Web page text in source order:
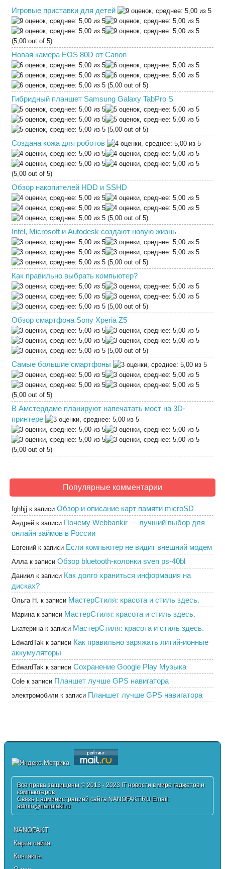
Игровые приставки для детей
(5,00 out of 5)
Новая камера EOS 80D от Canon
(5,00 out of 5)
Гибридный планшет Samsung Galaxy TabPro S
(5,00 out of 5)
Создана кожа для роботов
(5,00 out of 5)
Обзор накопителей HDD и SSHD
(5,00 out of 5)
Intel, Microsoft и Autodesk создают новую жизнь
(5,00 out of 5)
Как правильно выбрать компьютер?
(5,00 out of 5)
Обзор смартфона Sony Xperia Z5
(5,00 out of 5)
Самые большие смартфоны
(5,00 out of 5)
В Амстердаме планируют напечатать мост на 3D-
принтере
(5,00 out of 5)
Популярные комментарии
fghhjj к записи Обзор и описание карт памяти microSD
Андрей к записи Почему Webbankir — лучший выбор для
онлайн займов в России
Евгений к записи Если компьютер не видит внешний модем
Аллак записи Обзор bluetooth-колонки sven ps-40bl
Даниил к записи Как долго храниться информация на
дисках?
Ольга Н. к записи МастерСтиля: красота и стиль здесь.
Маринак записи МастерСтиля: красота и стиль здесь.
Екатеринак записи МастерСтиля: красота и стиль здесь.
EdwardTak к записи Как правильно заряжать литий-ионные
аккумуляторы
EdwardTak к записи Сохранение Google Play Музыка
Cole к записи Планшет лучше GPS навигатора
электромобили к записи Планшет лучше GPS навигатора
Все права защищены © 2013 - 2023 IT новости в мире гаджетов и
компьютеров
Связь с администрацией сайта NANOFAKT.RU Email:
admin@nanofakt.ru
NANOFAKT
Карта сайта
Контакты